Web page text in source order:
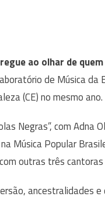
ao olhar de
de Música
(CE) no mesmo ano.
Negras”, com Adna
Música Popular
outras três
ancestralidades e